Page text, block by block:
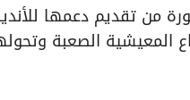
من تقديم دعمها
المعيشية الصعبة